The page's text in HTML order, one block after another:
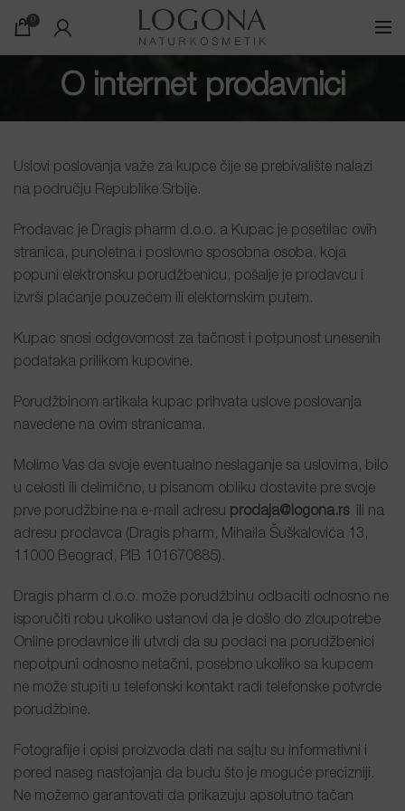
0
O internet prodavnici
Uslovi poslovanja važe za kupce čije se prebivalište nalazi
na području Republike Srbije.
Prodavac je Dragis pharm d.o.o. a Kupac je posetilac ovih
stranica, punoletna i poslovno sposobna osoba, koja
popuni elektronsku porudžbenicu, pošalje je prodavcu i
izvrši plaćanje pouzećem ili elektornskim putem.
Kupac snosi odgovornost za tačnost i potpunost unesenih
podataka prilikom kupovine.
Porudžbinom artikala kupac prihvata uslove poslovanja
navedene na ovim stranicama.
Molimo Vas da svoje eventualno neslaganje sa uslovima, bilo
u celosti ili delimično, u pisanom obliku dostavite pre svoje
prve porudžbine na e-mail adresu prodaja@logona.rsili na
adresu prodavca (Dragis pharm, Mihaila Šuškalovića 13,
11000 Beograd, PIB 101670885).
Dragis pharm d.o.o. može porudžbinu odbaciti odnosno ne
isporučiti robu ukoliko ustanovi da je došlo do zloupotrebe
Online prodavnice ili utvrdi da su podaci na porudžbenici
nepotpuni odnosno netačni, posebno ukoliko sa kupcem
ne može stupiti u telefonski kontakt radi telefonske potvrde
porudžbine.
Fotografije i opisi proizvoda dati na sajtu su informativni i
pored naseg nastojanja da budu što je moguće precizniji.
Ne možemo garantovati da prikazuju apsolutno tačan